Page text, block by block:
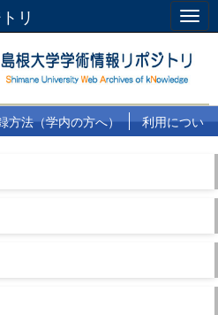
リ
方法（学内の方へ）
利用につい